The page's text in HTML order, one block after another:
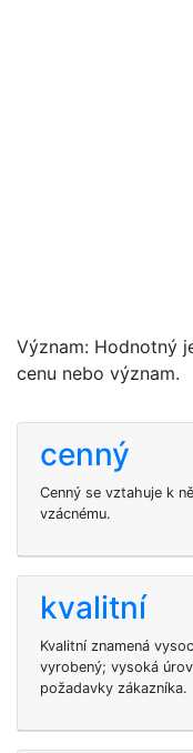
Význam: Hodnotný
cenu nebo význam.
cenný
Cenný se vztahuje k
vzácnému.
kvalitní
Kvalitní znamená
vyrobený; vysoká
požadavky zákazníka.